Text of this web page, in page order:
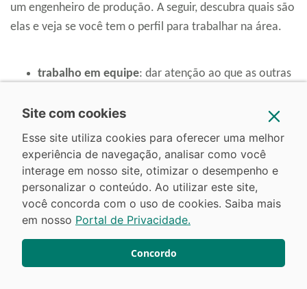
um engenheiro de produção. A seguir, descubra quais são
elas e veja se você tem o perfil para trabalhar na área.
trabalho em equipe: dar atenção ao que as outras
pontos feitos, fazendo perguntas conforme
apropriado e não interrompendo em momentos
inadequados;
pensamento crítico: usando lógica e raciocínio
para identificar os pontos fortes e fracos de
soluções para problemas;
habilidade para resolver problemas complexos
engenheiro de produção deve identificar problemas
e revisar informações para desenvolver, avaliar
Site com cookies
Esse site utiliza cookies para oferecer uma melhor
experiência de navegação, analisar como você
interage em nosso site, otimizar o desempenho e
personalizar o conteúdo. Ao utilizar este site,
você concorda com o uso de cookies. Saiba mais
em nosso Portal de Privacidade.
Concordo